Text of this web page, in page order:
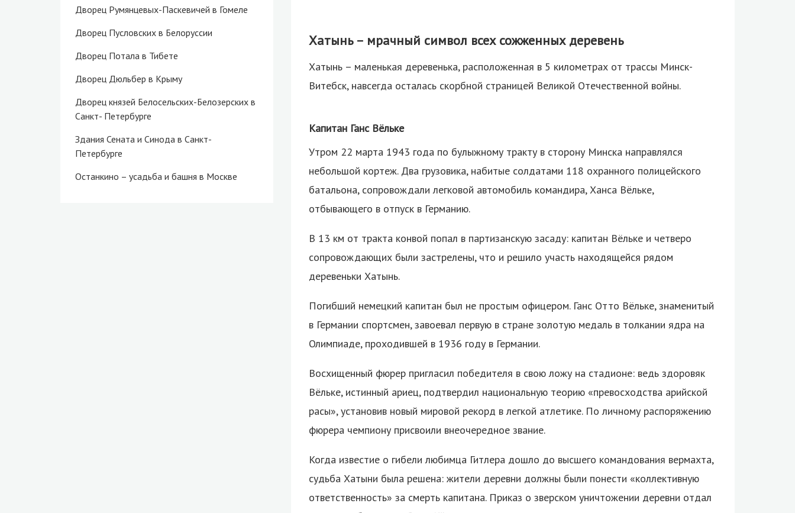
Хатынь – мрачный символ всех сожженных деревень
Хатынь – маленькая деревенька, расположенная в 5 километрах от трассы Минск-
Витебск, навсегда осталась скорбной страницей Великой Отечественной войны.
Капитан Ганс Вёльке
Утром 22 марта 1943 года по булыжному тракту в сторону Минска направлялся
небольшой кортеж. Два грузовика, набитые солдатами 118 охранного полицейского
батальона, сопровождали легковой автомобиль командира, Ханса Вёльке,
отбывающего в отпуск в Германию.
В 13 км от тракта конвой попал в партизанскую засаду: капитан Вёльке и четверо
сопровождающих были застрелены, что и решило участь находящейся рядом
деревеньки Хатынь.
Погибший немецкий капитан был не простым офицером. Ганс Отто Вёльке, знаменитый
в Германии спортсмен, завоевал первую в стране золотую медаль в толкании ядра на
Олимпиаде, проходившей в 1936 году в Германии.
Восхищенный фюрер пригласил победителя в свою ложу на стадионе: ведь здоровяк
Вёльке, истинный ариец, подтвердил национальную теорию «превосходства арийской
расы», установив новый мировой рекорд в легкой атлетике. По личному распоряжению
фюрера чемпиону присвоили внеочередное звание.
Когда известие о гибели любимца Гитлера дошло до высшего командования вермахта,
судьба Хатыни была решена: жители деревни должны были понести «коллективную
ответственность» за смерть капитана. Приказ о зверском уничтожении деревни отдал
Дворец Румянцевых-Паскевичей в Гомеле
Дворец Пусловских в Белоруссии
Дворец Потала в Тибете
Дворец Дюльбер в Крыму
Дворец князей Белосельских-Белозерских в
Санкт- Петербурге
Здания Сената и Синода в Санкт-
Петербурге
Останкино – усадьба и башня в Москве